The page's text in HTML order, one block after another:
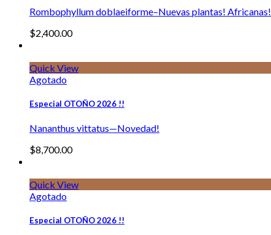
Rombophyllum doblaeiforme–Nuevas plantas! Africanas!
$2,400.00
Quick View
Agotado
Especial OTOÑO 2026 !!
Nananthus vittatus—Novedad!
$8,700.00
Quick View
Agotado
Especial OTOÑO 2026 !!